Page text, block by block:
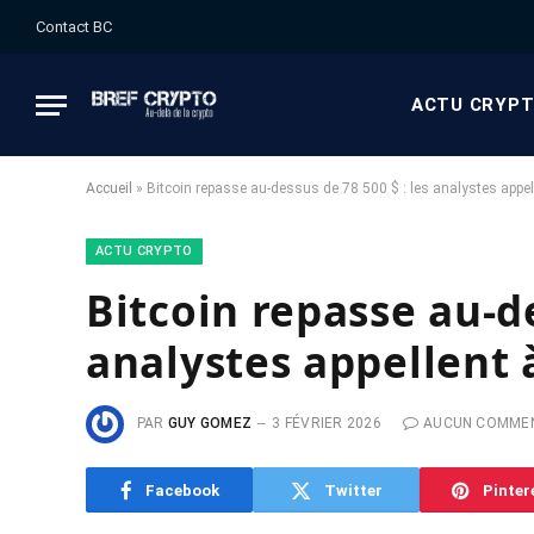
Contact BC
ACTU
Accueil » Bitcoin repasse au-dessus de 78 500 $ : les analystes
ACTU CRYPTO
Bitcoin repasse au-
analystes appellent
PAR GUY GOMEZ 3 FÉVRIER 2026 AUCUN
Facebook Twitter